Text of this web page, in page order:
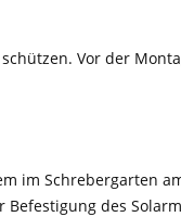
Vor der
im Schrebergarten
des